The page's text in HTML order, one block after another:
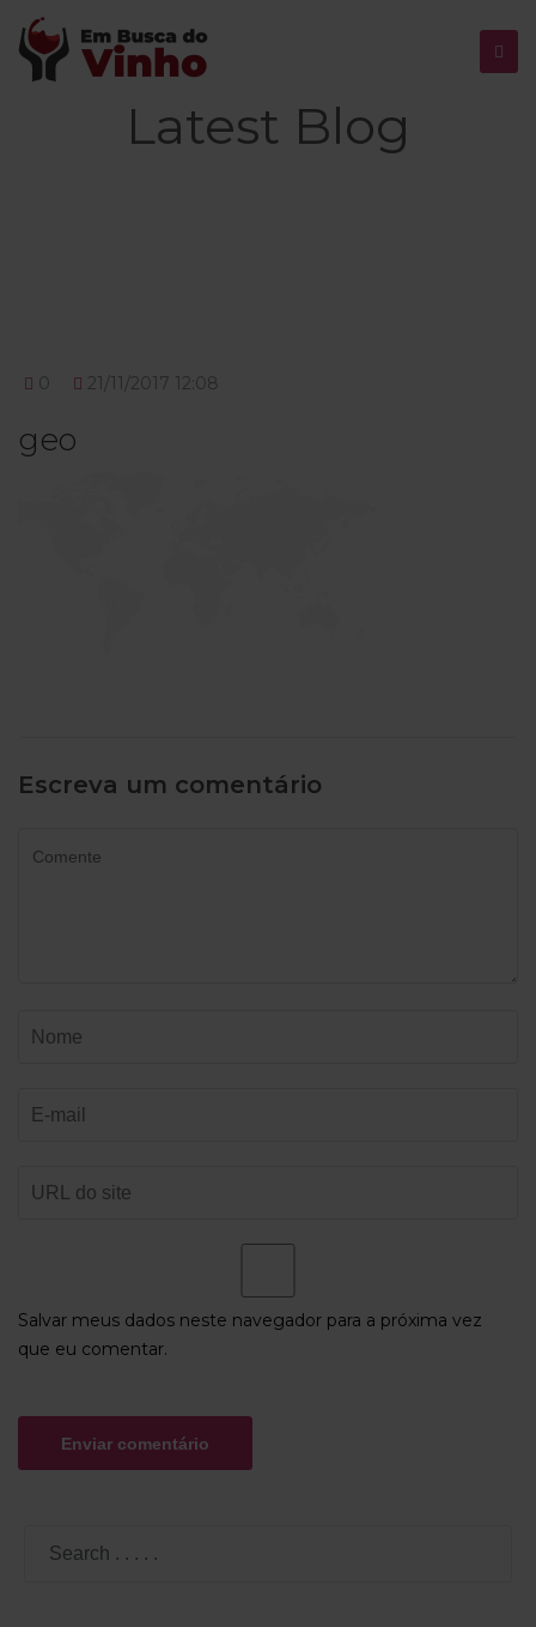
Latest Blog
0 21/11/2017 12:08
geo
Escreva um comentário
Salvar meus dados neste navegador para a próxima vez
que eu comentar.